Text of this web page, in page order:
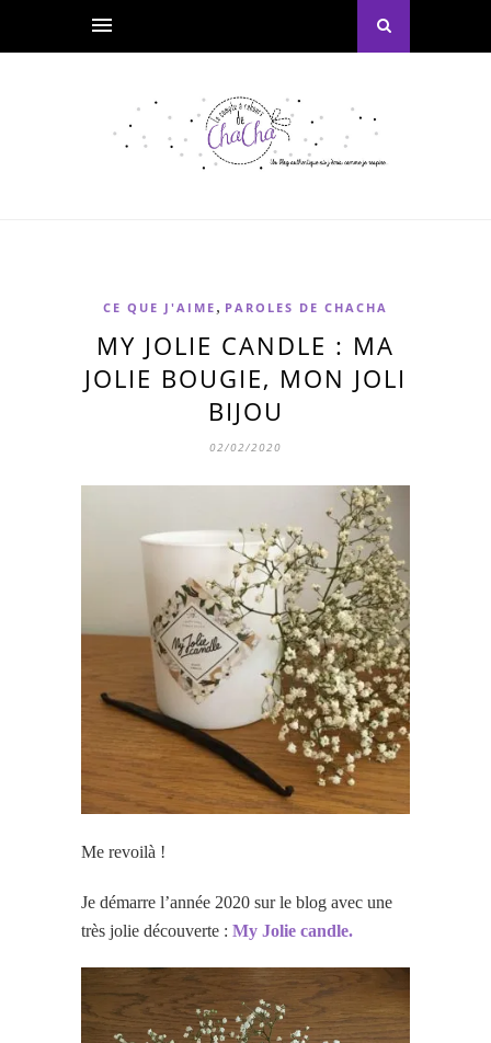
CE QUE J'AIME , PAROLES DE CHACHA
MY JOLIE CANDLE : MA
JOLIE BOUGIE, MON JOLI
BIJOU
02/02/2020
Me revoilà !
Je démarre l’année 2020 sur le blog avec une
très jolie découverte : My Jolie candle.